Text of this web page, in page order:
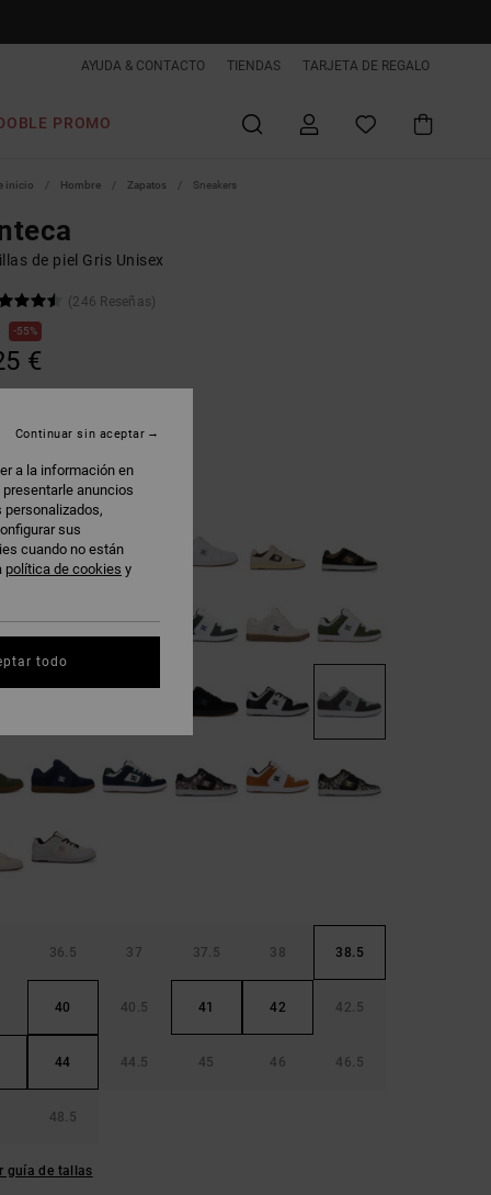
AYUDA & CONTACTO TIENDAS TARJETA DE REGALO
PROMO
inicio Hombre Zapatos Sneakers
de piel Gris Unisex
(246 Reseñas)
55%
€
grey/white
36.5 37 37.5 38 38.5
40 40.5 41 42 42.5
44 44.5 45 46 46.5
48.5
guía de tallas
a la información en
anuncios
personalizados,
sus
cuando no están
política de cookies y
Continuar sin aceptar
todo